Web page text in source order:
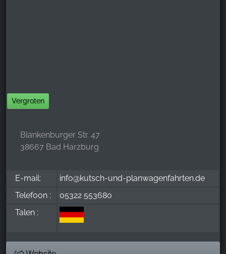
Vergroten
Blankenburger Str. 47
38667 Bad Harzburg
E-mail:
info@kutsch-und-planwagenfahrten.de
Telefoon :
05322 553680
Talen :